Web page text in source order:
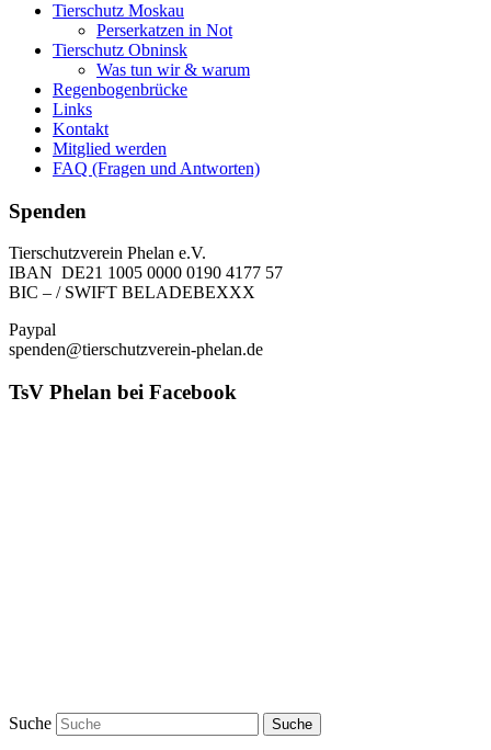
Tierschutz Moskau
Perserkatzen in Not
Tierschutz Obninsk
Was tun wir & warum
Regenbogenbrücke
Links
Kontakt
Mitglied werden
FAQ (Fragen und Antworten)
Spenden
Tierschutzverein Phelan e.V.
IBAN DE21 1005 0000 0190 4177 57
BIC – / SWIFT BELADEBEXXX
Paypal
spenden@tierschutzverein-phelan.de
TsV Phelan bei Facebook
Suche